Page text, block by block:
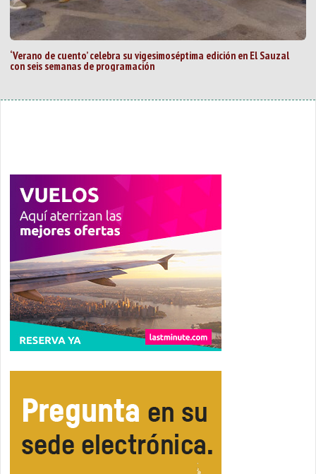
‘Verano de cuento’ celebra su vigesimoséptima edición en El Sauzal
con seis semanas de programación